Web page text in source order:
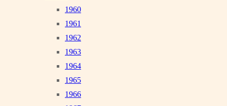
1960
1961
1962
1963
1964
1965
1966